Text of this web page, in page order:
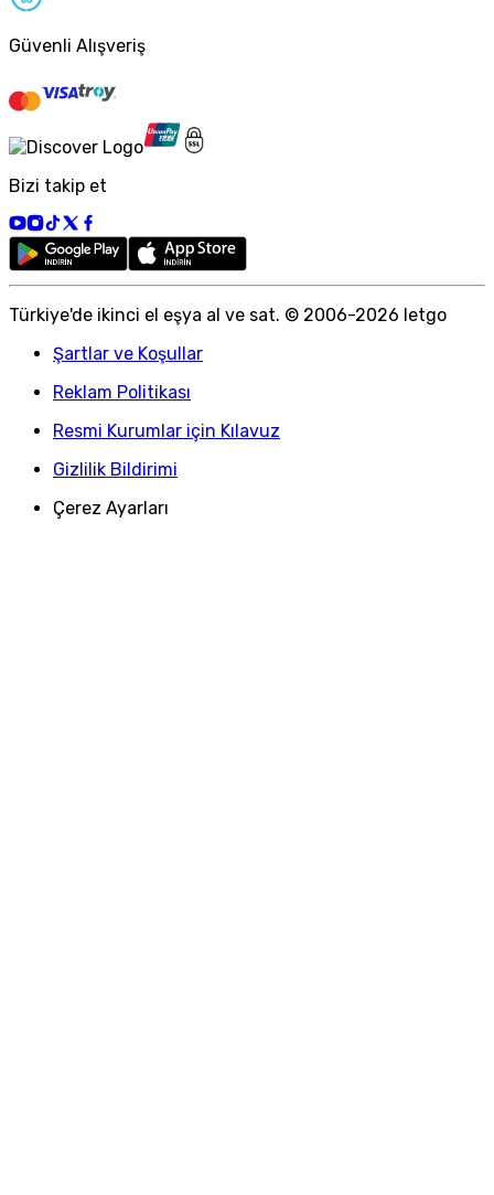
Güvenli Alışveriş
Bizi takip et
Türkiye'de ikinci el eşya al ve sat. © 2006-2026 letgo
Şartlar ve Koşullar
Reklam Politikası
Resmi Kurumlar için Kılavuz
Gizlilik Bildirimi
Çerez Ayarları